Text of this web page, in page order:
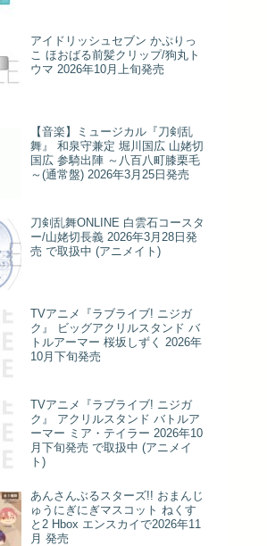
アイドリッシュセブン かぷりっ
こ ほおばる前髪クリップ/狗丸ト
ウマ 2026年10月上旬発売
【音楽】ミュージカル『刀剣乱
舞』 和泉守兼定 堀川国広 山姥切
国広 参騎出陣 ～八百八町膝栗毛
～(通常盤) 2026年3月25日発売
刀剣乱舞ONLINE 白雲石コースタ
ー/山姥切長義 2026年3月28日発
売 で取扱中 (アニメイト)
TVアニメ『ラブライブ! ニジガ
ク』 ビッグアクリルスタンド バ
トルアーマー 桜坂しずく 2026年
10月下旬発売
TVアニメ『ラブライブ! ニジガ
ク』 アクリルスタンド バトルア
ーマー ミア・テイラー 2026年10
月下旬発売 で取扱中 (アニメイ
ト)
あんさんぶるスターズ!! おまんじ
ゅうにぎにぎマスコット ねくす
と2 Hbox エンスカイで2026年11
月 発売